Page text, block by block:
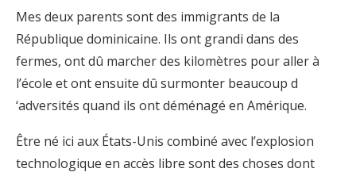
Mes deux parents sont des immigrants de la
République dominicaine. Ils ont grandi dans des
fermes, ont dû marcher des kilomètres pour aller à
l’école et ont ensuite dû surmonter beaucoup d
‘adversités quand ils ont déménagé en Amérique.
Être né ici aux États-Unis combiné avec l’explosion
technologique en accès libre sont des choses dont